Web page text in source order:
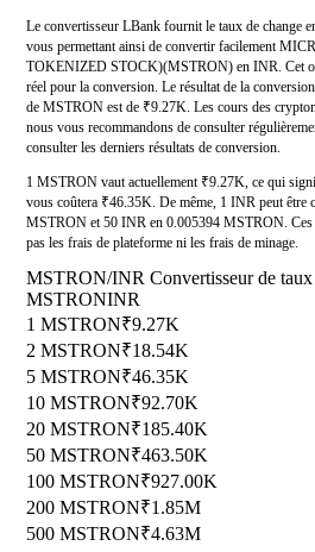
Le convertisseur LBank fournit le taux de change
vous permettant ainsi de convertir facilement
TOKENIZED STOCK)(MSTRON) en INR. Cet
réel pour la conversion. Le résultat de la
de MSTRON est de ₹9.27K. Les cours des
nous vous recommandons de consulter
consulter les derniers résultats de conversion.
1 MSTRON vaut actuellement ₹9.27K, ce qui
vous coûtera ₹46.35K. De même, 1 INR peut être
MSTRON et 50 INR en 0.005394 MSTRON. Ces
pas les frais de plateforme ni les frais de minage.
MSTRON/INR Convertisseur de taux
MSTRONINR
1 MSTRON₹9.27K
2 MSTRON₹18.54K
5 MSTRON₹46.35K
10 MSTRON₹92.70K
20 MSTRON₹185.40K
50 MSTRON₹463.50K
100 MSTRON₹927.00K
200 MSTRON₹1.85M
500 MSTRON₹4.63M